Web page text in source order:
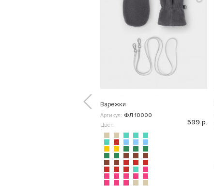
Варежки
Артикул: ФЛ 10000
Цвет:
599 р.